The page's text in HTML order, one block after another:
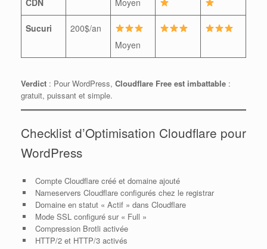
Sucuri
200$/an
Moyen
Verdict : Pour WordPress, Cloudflare Free est imbattable :
gratuit, puissant et simple.
Checklist d’Optimisation Cloudflare pour
WordPress
Compte Cloudflare créé et domaine ajouté
Nameservers Cloudflare configurés chez le registrar
Domaine en statut « Actif » dans Cloudflare
Mode SSL configuré sur « Full »
Compression Brotli activée
HTTP/2 et HTTP/3 activés